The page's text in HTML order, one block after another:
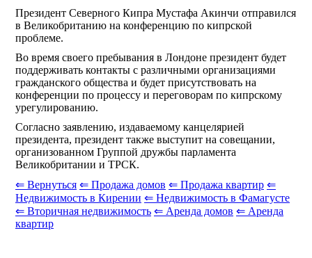
Президент Северного Кипра Мустафа Акинчи отправился
в Великобританию на конференцию по кипрской
проблеме.
Во время своего пребывания в Лондоне президент будет
поддерживать контакты с различными организациями
гражданского общества и будет присутствовать на
конференции по процессу и переговорам по кипрскому
урегулированию.
Согласно заявлению, издаваемому канцелярией
президента, президент также выступит на совещании,
организованном Группой дружбы парламента
Великобритании и ТРСК.
⇐ Вернуться ⇐ Продажа домов ⇐ Продажа квартир ⇐
Недвижимость в Кирении ⇐ Недвижимость в Фамагусте
⇐ Вторичная недвижимость ⇐ Аренда домов ⇐ Аренда
квартир